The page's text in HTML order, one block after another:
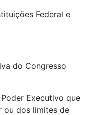
Federal e
do Congresso
Executivo que
ou dos limites de